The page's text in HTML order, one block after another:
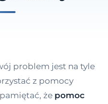
problem jest na tyle
z pomocy
że pomoc